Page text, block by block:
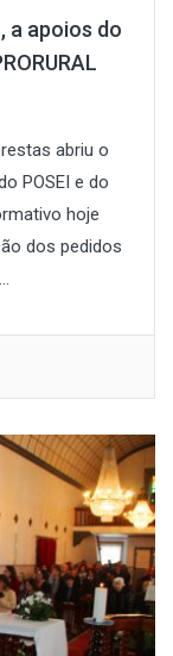
a apoios do
abriu o
POSEI e do
hoje
dos pedidos